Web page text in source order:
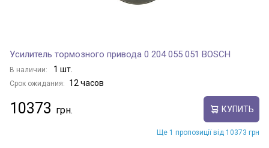
Усилитель тормозного привода 0 204 055 051 BOSCH
В наличии: 1 шт.
Срок ожидания: 12 часов
10373 КУПИТЬ
Ще 1 пропозиції від 10373 грн